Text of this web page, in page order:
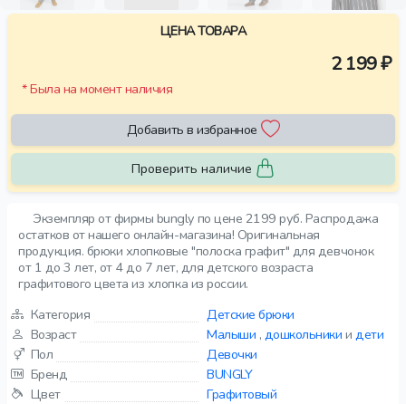
Экземпляр от фирмы bungly по цене 2199 руб. Распродажа
остатков от нашего онлайн-магазина! Оригинальная
продукция. брюки хлопковые "полоска графит" для девчонок
от 1 до 3 лет, от 4 до 7 лет, для детского возраста
графитового цвета из хлопка из россии.
Категория
Детские брюки
Возраст
Малыши , дошкольники и дети
Пол
Девочки
Бренд
BUNGLY
Цвет
Графитовый
ЦЕНА ТОВАРА
2 199 ₽
* Была на момент наличия
Добавить в избранное
Проверить наличие